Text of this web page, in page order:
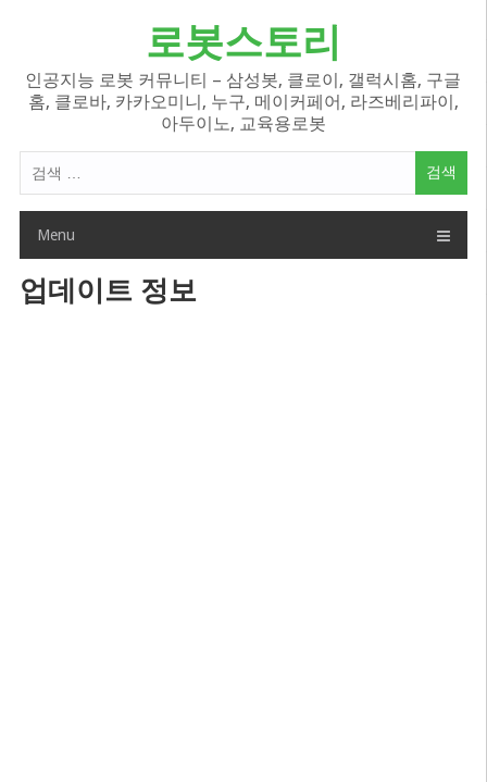
로봇스토리
인공지능 로봇 커뮤니티 – 삼성봇, 클로이, 갤럭시홈, 구글
홈, 클로바, 카카오미니, 누구, 메이커페어, 라즈베리파이,
아두이노, 교육용로봇
색
Menu
업데이트 정보